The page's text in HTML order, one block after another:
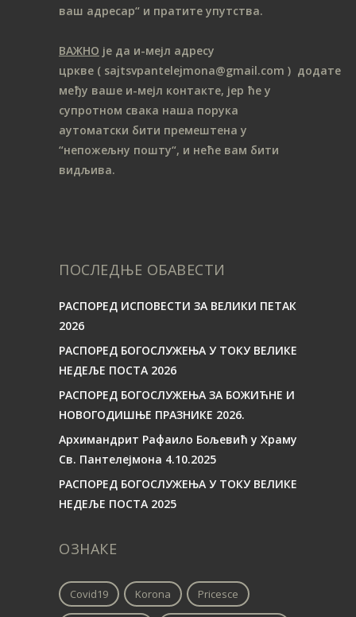
ваш адресар“ и пратите упутства.
ВАЖНО је да и-мејл адресу
цркве ( sajtsvpantelejmona@gmail.com ) додате
међу ваше и-мејл контакте, јер ће у
супротном свака наша порука
аутоматски бити премештена у
“непожељну пошту“, и неће вам бити
видљива.
ПОСЛЕДЊЕ ОБАВЕСТИ
РАСПОРЕД ИСПОВЕСТИ ЗА ВЕЛИКИ ПЕТАК
2026
РАСПОРЕД БОГОСЛУЖЕЊА У ТОКУ ВЕЛИКЕ
НЕДЕЉЕ ПОСТА 2026
РАСПОРЕД БОГОСЛУЖЕЊА ЗА БОЖИЋНЕ И
НОВОГОДИШЊЕ ПРАЗНИКЕ 2026.
Архимандрит Рафаило Бољевић у Храму
Св. Пантелејмона 4.10.2025
РАСПОРЕД БОГОСЛУЖЕЊА У ТОКУ ВЕЛИКЕ
НЕДЕЉЕ ПОСТА 2025
ОЗНАКЕ
Covid19 Korona Pricesce